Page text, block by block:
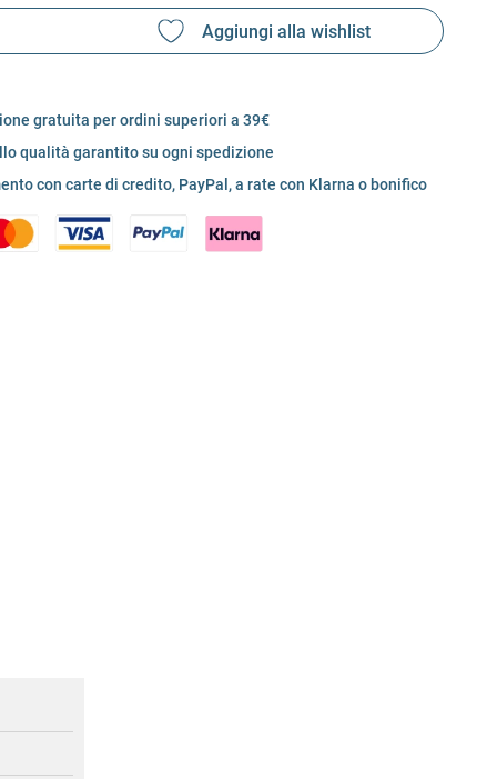
gratuita per ordini superiori a 39€
qualità garantito su ogni spedizione
con carte di credito, PayPal, a rate con Klarna o bonifico